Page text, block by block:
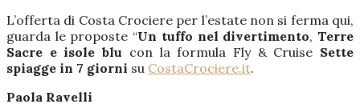
L’offerta di Costa Crociere per l’estate non si ferma qui,
guarda le proposte “Un tuffo nel divertimento,Terre
Sacre e isole blu con la formula Fly & Cruise Sette
spiagge in 7 giorni su CostaCrociere.it.
Paola Ravelli